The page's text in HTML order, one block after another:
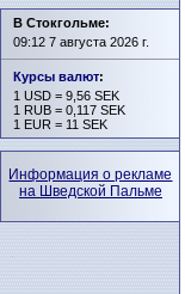
В Стокгольме:
09:12 7 августа 2026 г.
Курсы валют:
1 USD = 9,56 SEK
1 RUB = 0,117 SEK
1 EUR = 11 SEK
Информация о рекламе
на Шведской Пальме